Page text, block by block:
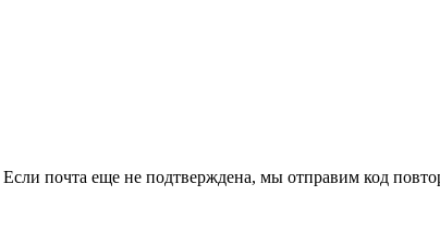
почта еще не подтверждена, мы отправим код